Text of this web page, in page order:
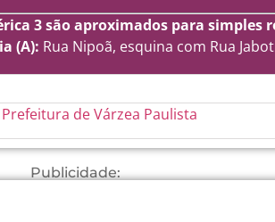
3 são aproximados para simples
(A): Rua Nipoã, esquina com Rua
Prefeitura de Várzea Paulista
Publicidade: